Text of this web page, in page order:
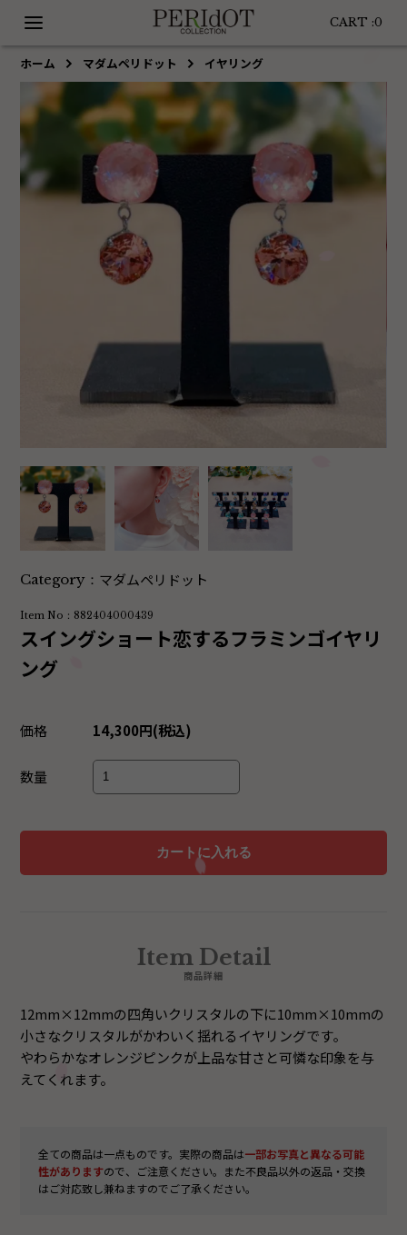
CART :0
ホーム マダムペリドット イヤリング
Category： マダムペリドット
Item No：882404000439
スイングショート恋するフラミンゴイヤリ
ング
価格 14,300円(税込)
数量
Item Detail
商品詳細
12mm×12mmの四角いクリスタルの下に10mm×10mmの
小さなクリスタルがかわいく揺れるイヤリングです｡
やわらかなオレンジピンクが上品な甘さと可憐な印象を与
えてくれます。
全ての商品は一点ものです。実際の商品は一部お写真と異なる可能
性がありますので、ご注意ください。また不良品以外の返品・交換
はご対応致し兼ねますのでご了承ください。